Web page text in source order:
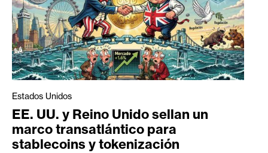
Estados Unidos
EE. UU. y Reino Unido sellan un
marco transatlántico para
stablecoins y tokenización